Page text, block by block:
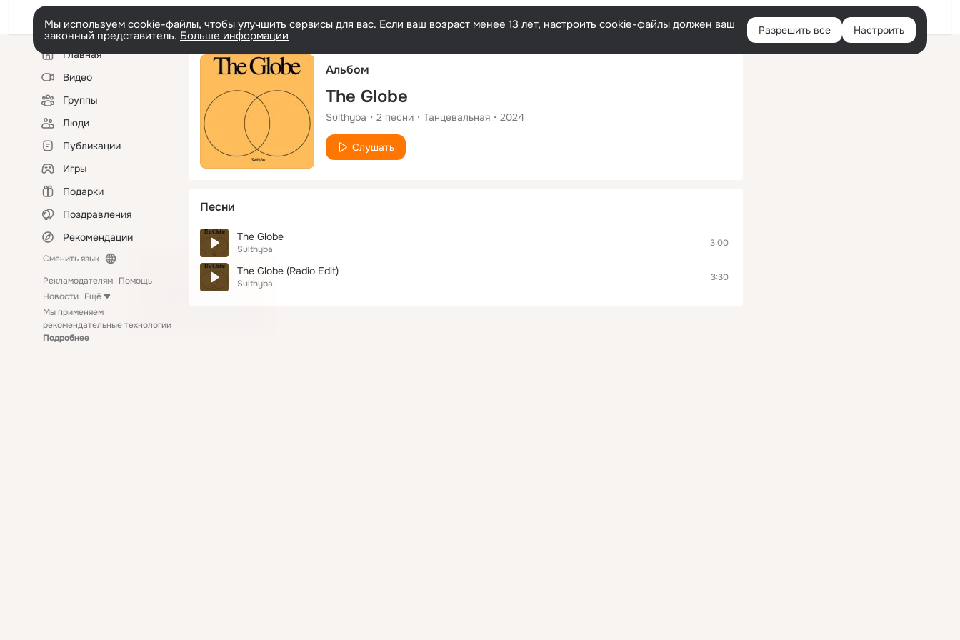
Русский Войти
Мы используем cookie-файлы, чтобы улучшить сервисы для вас. Если ваш возраст менее 13 лет, настроить cookie-файлы должен ваш
законный представитель. Больше информации Разрешить все Настроить
Левая
колонкаГлавная
Видео
Группы
Люди
Публикации
Игры
Подарки
Поздравления
Рекомендации
Сменить язык
Рекламодателям Помощь
Новости Ещё
Мы применяем
рекомендательные технологии
Подробнее
Альбом
The Globe
Sulthyba 2 песни Танцевальная 2024
Слушать
Песни
The Globe
Sulthyba
3:00
The Globe (Radio Edit)
Sulthyba
3:30